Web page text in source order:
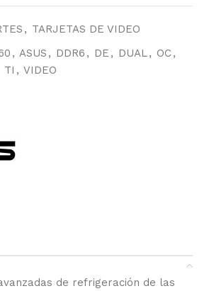
, TARJETAS DE VIDEO
, ASUS , DDR6 , DE , DUAL, OC ,
TI , VIDEO
de refrigeración de las